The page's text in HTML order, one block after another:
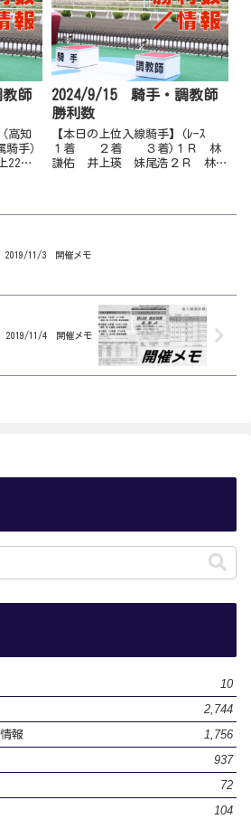
実 井上瑛 岡村卓６Ｒ 宮川
実 永森大 木村直７Ｒ 郷間
勇 佐原...
師
高知
手）
22
2024/9/15 騎手・調教師
勝利数
【本日の上位入線騎手】(ﾚｰｽ
１着 ２着 ３着)１Ｒ 林
謙佑 井上瑛 妹尾浩２Ｒ 林謙
誠 小...
2019/11/3 開催メモ
2019/11/4 開催メモ
10
2,744
報 1,756
937
72
104